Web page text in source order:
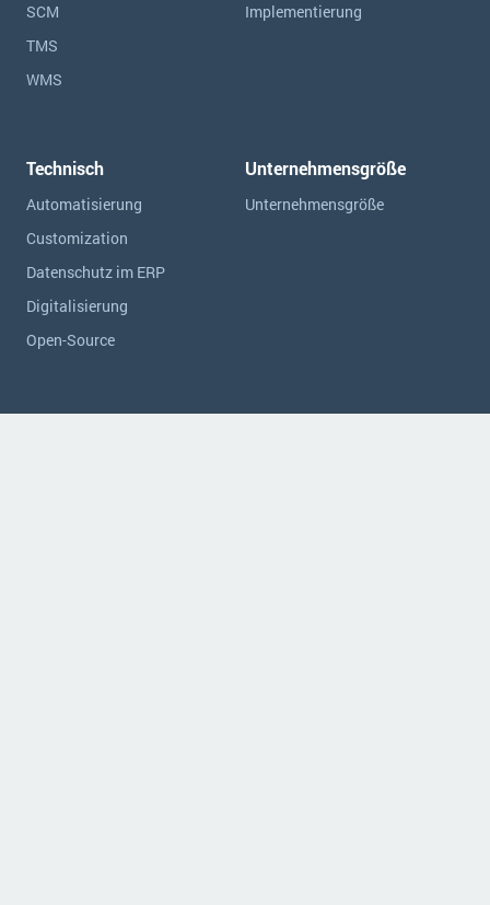
SCM
TMS
WMS
Implementierung
Technisch
Automatisierung
Customization
Datenschutz im ERP
Digitalisierung
Open-Source
Unternehmensgröße
Unternehmensgröße